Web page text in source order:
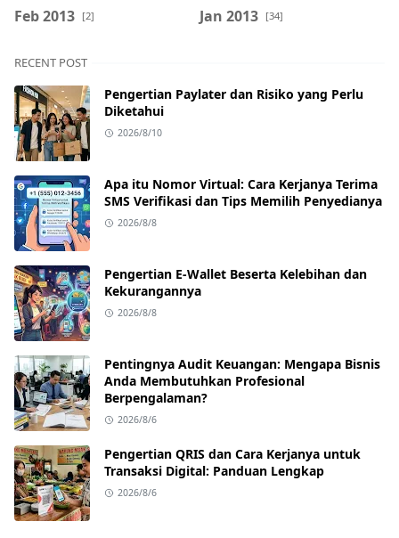
Feb 2013 [2] Jan 2013 [34]
RECENT POST
Pengertian Paylater dan Risiko yang Perlu
Diketahui
2026/8/10
Apa itu Nomor Virtual: Cara Kerjanya Terima
SMS Verifikasi dan Tips Memilih Penyedianya
2026/8/8
Pengertian E-Wallet Beserta Kelebihan dan
Kekurangannya
2026/8/8
Pentingnya Audit Keuangan: Mengapa Bisnis
Anda Membutuhkan Profesional
Berpengalaman?
2026/8/6
Pengertian QRIS dan Cara Kerjanya untuk
Transaksi Digital: Panduan Lengkap
2026/8/6